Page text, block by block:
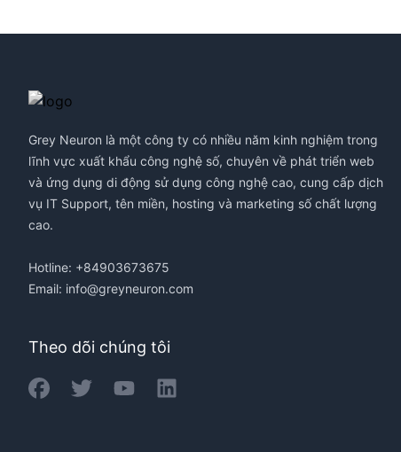
Grey Neuron là một công ty có nhiều năm kinh nghiệm trong
lĩnh vực xuất khẩu công nghệ số, chuyên về phát triển web
và ứng dụng di động sử dụng công nghệ cao, cung cấp dịch
vụ IT Support, tên miền, hosting và marketing số chất lượng
cao.
Hotline: +84903673675
Email: info@greyneuron.com
Theo dõi chúng tôi